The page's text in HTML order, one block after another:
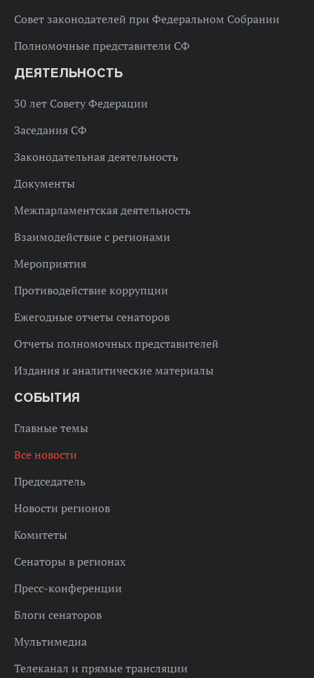
Совет законодателей при Федеральном Собрании
Полномочные представители СФ
ДЕЯТЕЛЬНОСТЬ
30 лет Совету Федерации
Заседания СФ
Законодательная деятельность
Документы
Межпарламентская деятельность
Взаимодействие с регионами
Мероприятия
Противодействие коррупции
Ежегодные отчеты сенаторов
Отчеты полномочных представителей
Издания и аналитические материалы
СОБЫТИЯ
Главные темы
Все новости
Председатель
Новости регионов
Комитеты
Сенаторы в регионах
Пресс-конференции
Блоги сенаторов
Мультимедиа
Телеканал и прямые трансляции